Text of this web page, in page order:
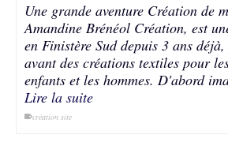
Une grande aventure Création de
Amandine Brénéol Création, est
en Finistère Sud depuis 3 ans
avant des créations textiles pour
enfants et les hommes. D'abord
Lire la suite
création site